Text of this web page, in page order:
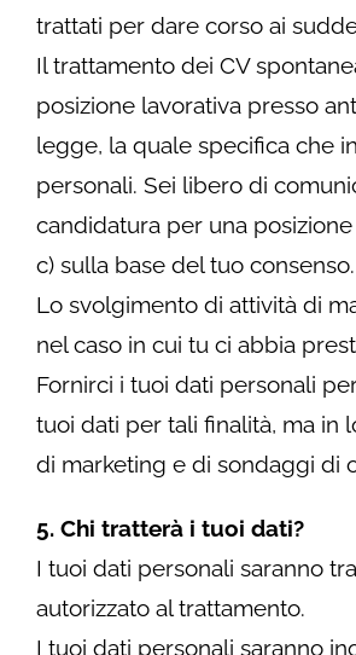
trattati per dare corso ai
Il trattamento dei CV
posizione lavorativa presso
legge, la quale specifica che
personali. Sei libero di
candidatura per una
c) sulla base del tuo consenso.
Lo svolgimento di attività di
nel caso in cui tu ci abbia
Fornirci i tuoi dati personali
tuoi dati per tali finalità, ma in
di marketing e di sondaggi di
5. Chi tratterà i tuoi dati?
I tuoi dati personali saranno
autorizzato al trattamento.
I tuoi dati personali saranno